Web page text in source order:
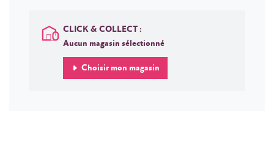
CLICK & COLLECT :
Aucun magasin sélectionné
Choisir mon magasin